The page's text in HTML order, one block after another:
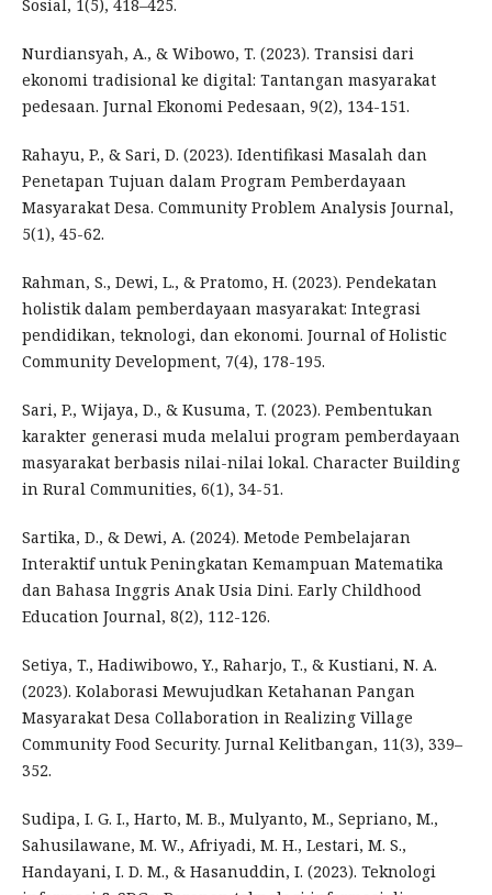
Sosial, 1(5), 418–425.
Nurdiansyah, A., & Wibowo, T. (2023). Transisi dari
ekonomi tradisional ke digital: Tantangan masyarakat
pedesaan. Jurnal Ekonomi Pedesaan, 9(2), 134-151.
Rahayu, P., & Sari, D. (2023). Identifikasi Masalah dan
Penetapan Tujuan dalam Program Pemberdayaan
Masyarakat Desa. Community Problem Analysis Journal,
5(1), 45-62.
Rahman, S., Dewi, L., & Pratomo, H. (2023). Pendekatan
holistik dalam pemberdayaan masyarakat: Integrasi
pendidikan, teknologi, dan ekonomi. Journal of Holistic
Community Development, 7(4), 178-195.
Sari, P., Wijaya, D., & Kusuma, T. (2023). Pembentukan
karakter generasi muda melalui program pemberdayaan
masyarakat berbasis nilai-nilai lokal. Character Building
in Rural Communities, 6(1), 34-51.
Sartika, D., & Dewi, A. (2024). Metode Pembelajaran
Interaktif untuk Peningkatan Kemampuan Matematika
dan Bahasa Inggris Anak Usia Dini. Early Childhood
Education Journal, 8(2), 112-126.
Setiya, T., Hadiwibowo, Y., Raharjo, T., & Kustiani, N. A.
(2023). Kolaborasi Mewujudkan Ketahanan Pangan
Masyarakat Desa Collaboration in Realizing Village
Community Food Security. Jurnal Kelitbangan, 11(3), 339–
352.
Sudipa, I. G. I., Harto, M. B., Mulyanto, M., Sepriano, M.,
Sahusilawane, M. W., Afriyadi, M. H., Lestari, M. S.,
Handayani, I. D. M., & Hasanuddin, I. (2023). Teknologi